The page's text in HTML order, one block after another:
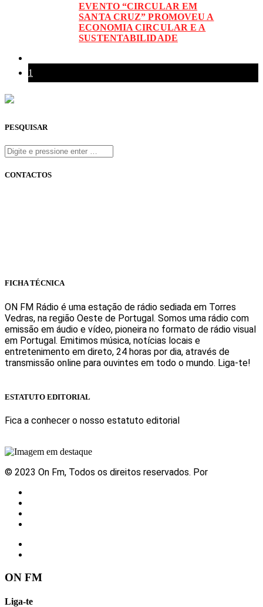
EVENTO “CIRCULAR EM
SANTA CRUZ” PROMOVEU A
ECONOMIA CIRCULAR E A
SUSTENTABILIDADE
1
PESQUISAR
CONTACTOS
FICHA TÉCNICA
ON FM Rádio é uma estação de rádio sediada em Torres
Vedras, na região Oeste de Portugal. Somos uma rádio com
emissão em áudio e vídeo, pioneira no formato de rádio visual
em Portugal. Emitimos música, notícias locais e
entretenimento em direto, 24 horas por dia, através de
transmissão online para ouvintes em todo o mundo. Liga-te!
ESTATUTO EDITORIAL
Fica a conhecer o nosso estatuto editorial
© 2023 On Fm, Todos os direitos reservados. Por
ON FM
Liga-te